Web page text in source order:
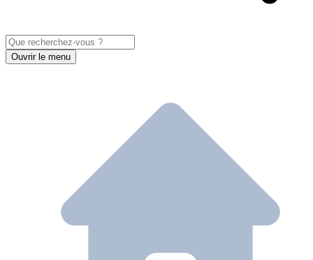
Ouvrir le menu